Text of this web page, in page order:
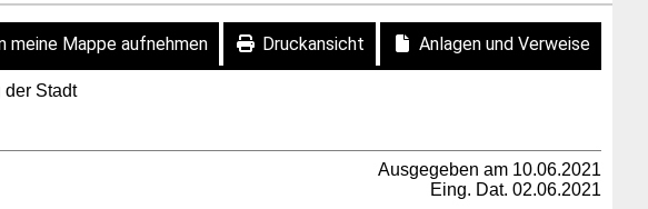
meine Mappe aufnehmen Druckansicht Anlagen und Verweise
der Stadt
Ausgegeben am 10.06.2021
Eing. Dat. 02.06.2021